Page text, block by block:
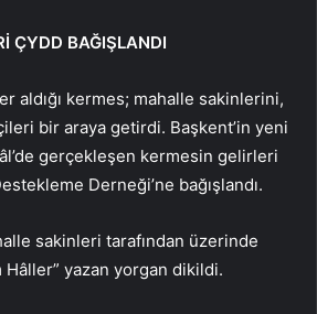
ÇYDD BAĞIŞLANDI
aldığı kermes; mahalle sakinlerini,
bir araya getirdi. Başkent’in yeni
gerçekleşen kermesin gelirleri
Derneği’ne bağışlandı.
sakinleri tarafından üzerinde
Hâller” yazan yorgan dikildi.